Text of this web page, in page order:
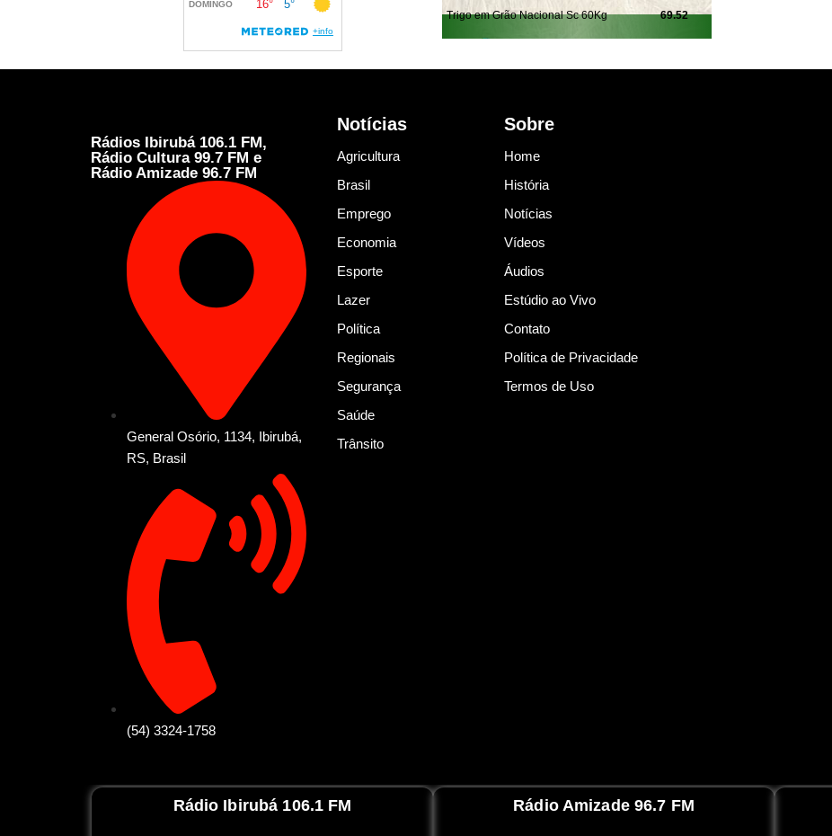
Rádios Ibirubá 106.1 FM,
Rádio Cultura 99.7 FM e
Rádio Amizade 96.7 FM
General Osório, 1134, Ibirubá,
RS, Brasil
(54) 3324-1758
Notícias
Agricultura
Brasil
Emprego
Economia
Esporte
Lazer
Política
Regionais
Segurança
Saúde
Trânsito
Sobre
Home
História
Notícias
Vídeos
Áudios
Estúdio ao Vivo
Contato
Política de Privacidade
Termos de Uso
Rádio Ibirubá 106.1 FM Rádio Amizade 96.7 FM